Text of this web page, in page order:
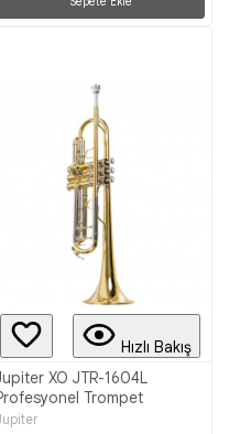
Hızlı Bakış
XO JTR-1604L
Trompet